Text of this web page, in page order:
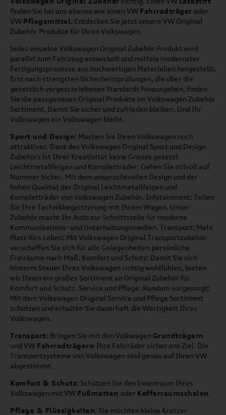
finden Sie bei uns ebenso wie einen VW Fahrradträger oder
VW Pflegemittel. Entdecken Sie jetzt unsere VW Original
Zubehör Produkte für Ihren Volkswagen.
Jedes einzelne Volkswagen Original Zubehör Produkt wird
parallel zum Fahrzeug entwickelt und mittels modernster
Fertigungsprozesse aus hochwertigen Materialien hergestellt.
Erst nach strengsten Sicherheitsprüfungen, die über die
gesetzlich vorgeschriebenen Standards hinausgehen, finden
Sie die passgenauen Original Produkte im Volkswagen Zubehör
Sortiment. Damit Sie sicher und zufrieden bleiben. Und Ihr
Volkswagen ein Volkswagen bleibt.
Sport und Design: Machen Sie Ihren Volkswagen noch
attraktiver. Dank des Volkswagen Original Sport und Design
Zubehörs ist Ihrer Kreativität keine Grenze gesetzt.
Leichtmetallfelgen und Kompletträder: Gehen Sie stilvoll auf
Nummer Sicher. Mit dem anspruchsvollen Design und der
hohen Qualität der Original Leichtmetallfelgen und
Kompletträder von Volkswagen Zubehör. Infotainment: Teilen
Sie Ihre Technikbegeisterung mit Ihrem Wagen. Unser
Zubehör macht Ihr Auto zur Schnittstelle für moderne
Kommunikations- und Unterhaltungsmedien. Transport: Mehr
Platz fürs Leben: Mit Volkswagen Original Transportzubehör
verschaffen Sie sich für alle Gelegenheiten persönliche
Freiräume nach Maß. Komfort und Schutz: Damit Sie sich
hinterm Steuer Ihres Volkswagen richtig wohlfühlen, bieten
wir Ihnen ein großes Sortiment an Original Zubehör für
Komfort und Schutz. Service und Pflege: Rundum vorgesorgt:
Mit dem Volkswagen Original Service und Pflege Sortiment
schützen und erhalten Sie dauerhaft die Wertigkeit Ihres
Volkswagen.
Transport: Bringen Sie mit den Volkwagen Grundträgern
und VW Fahrradträgern Ihre Fahrräder sicher ans Ziel. Die
Transportsysteme von Volkswagen sind genau auf Ihren VW
abgestimmt.
Komfort & Schutz: Schützen Sie den Innenraum Ihres
Volkswagen mit VW Fußmatten oder Kofferraumschalen.
Pflege & Flüssigkeiten: Sie möchten kleine Kratzer